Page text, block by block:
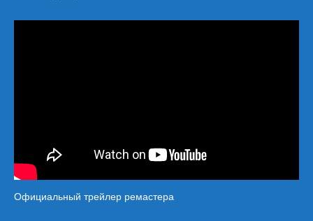
Официальный трейлер ремастера